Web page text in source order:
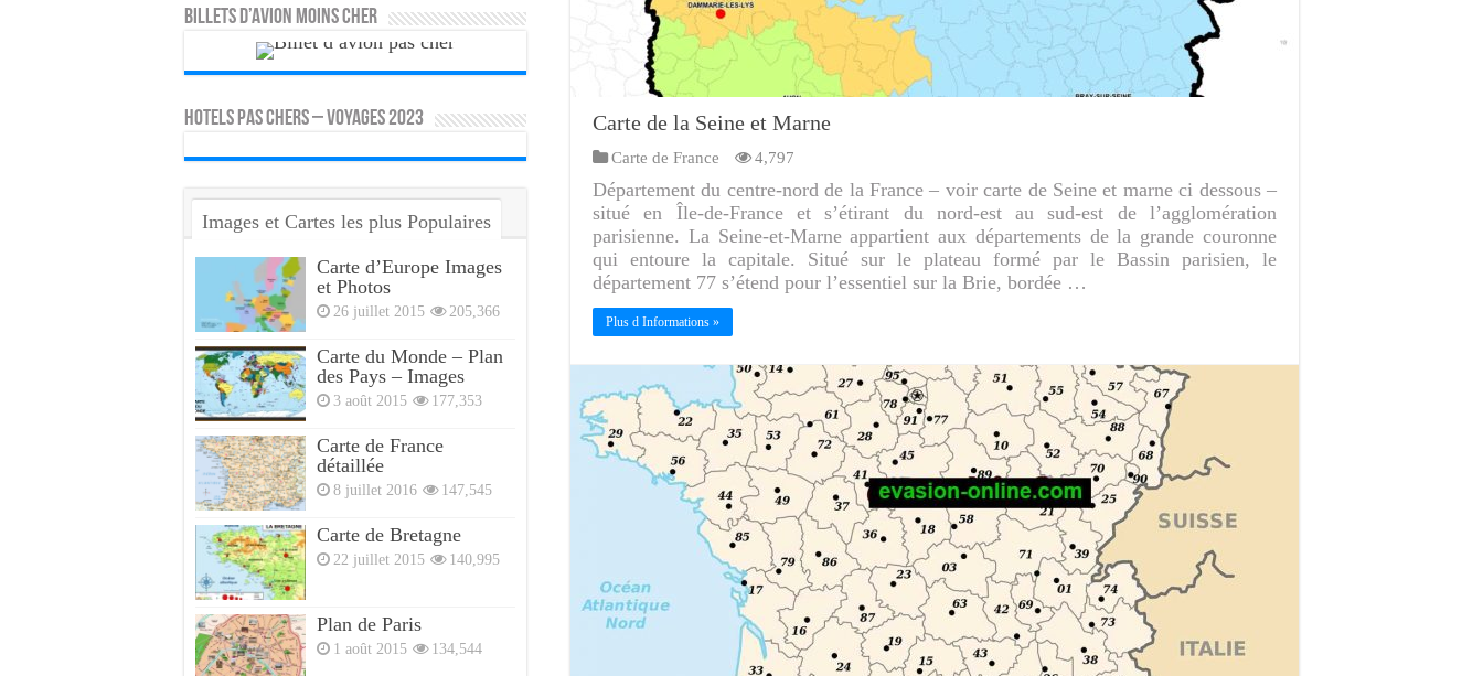
Carte de la Seine et Marne
Carte de France 4,797
Département du centre-nord de la France – voir carte de Seine et marne ci dessous –
situé en Île-de-France et s’étirant du nord-est au sud-est de l’agglomération
parisienne. La Seine-et-Marne appartient aux départements de la grande couronne
qui entoure la capitale. Situé sur le plateau formé par le Bassin parisien, le
département 77 s’étend pour l’essentiel sur la Brie, bordée …
Plus d Informations »
Billets d’avion moins cher
HOTELS PAS CHERS – VOYAGES 2023
Images et Cartes les plus Populaires
Carte d’Europe Images
et Photos
26 juillet 2015 205,366
Carte du Monde – Plan
des Pays – Images
3 août 2015 177,353
Carte de France
détaillée
8 juillet 2016 147,545
Carte de Bretagne
22 juillet 2015 140,995
Plan de Paris
1 août 2015 134,544